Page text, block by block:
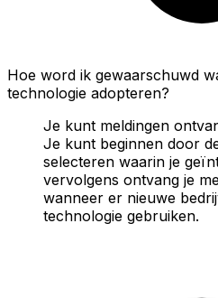
Hoe word ik gewaarschuwd
technologie adopteren?
Je kunt meldingen
Je kunt beginnen door
selecteren waarin je
vervolgens ontvang je
wanneer er nieuwe
technologie gebruiken.